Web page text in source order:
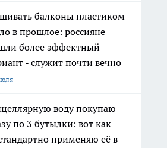
балконы пластиком
в прошлое: россияне
более эффектный
- служит почти вечно
воду покупаю
по 3 бутылки: вот как
применяю её в